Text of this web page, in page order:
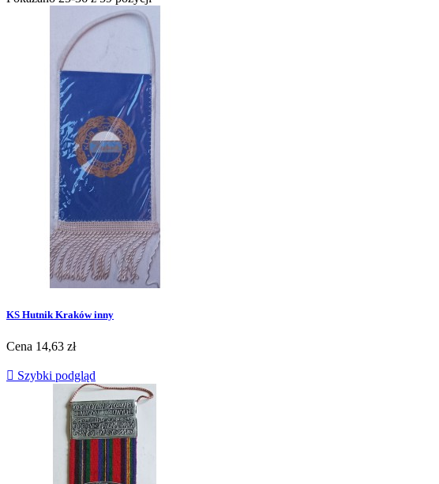
KS Hutnik Kraków inny
Cena 14,63 zł
 Szybki podgląd